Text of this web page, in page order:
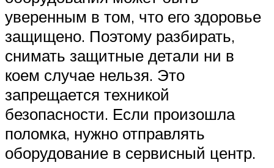
уверенным в том, что его здоровье
защищено. Поэтому разбирать,
снимать защитные детали ни в
коем случае нельзя. Это
запрещается техникой
безопасности. Если произошла
поломка, нужно отправлять
оборудование в сервисный центр.